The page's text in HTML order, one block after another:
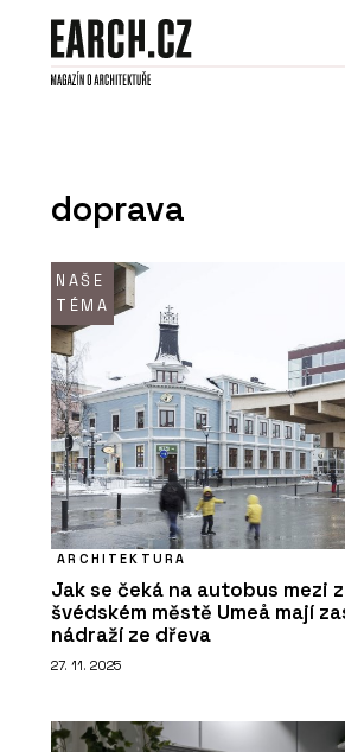
doprava
NAŠE
TÉMA
ARCHITEKTURA
Jak se čeká na autobus mezi
švédském městě Umeå mají
nádraží ze dřeva
27. 11. 2025